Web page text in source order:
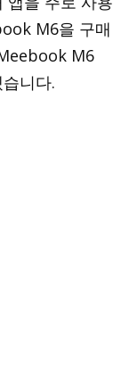
M6을 구매
M6
니다.